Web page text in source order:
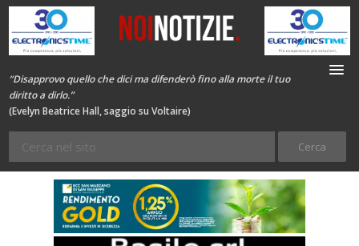
“Disapprovo quello che dici ma difenderò fino alla morte il tuo
diritto a dirlo.”
(Evelyn Beatrice Hall, saggio su Voltaire)